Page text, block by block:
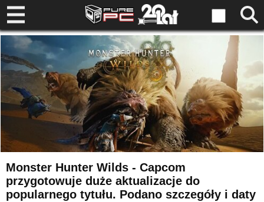
Monster Hunter Wilds - Capcom
przygotowuje duże aktualizacje do
popularnego tytułu. Podano szczegóły i daty